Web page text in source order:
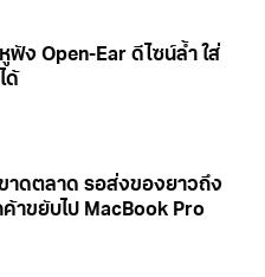
ฟัง Open-Ear ดีไซน์ล้ำ ใส่
ด้
าดตลาด รอส่งของยาวถึง
าขยับไป MacBook Pro